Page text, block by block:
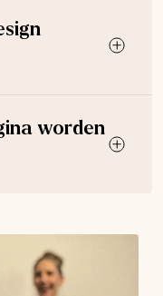
worden